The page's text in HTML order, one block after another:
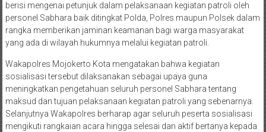
berisi mengenai petunjuk dalam pelaksanaan kegiatan patroli oleh
personel Sabhara baik ditingkat Polda, Polres maupun Polsek dalam
rangka memberikan jaminan keamanan bagi warga masyarakat
yang ada di wilayah hukumnya melalui kegiatan patroli.
Wakapolres Mojokerto Kota mengatakan bahwa kegiatan
sosialisasi tersebut dilaksanakan sebagai upaya guna
meningkatkan pengetahuan seluruh personel Sabhara tentang
maksud dan tujuan pelaksanaan kegiatan patroli yang sebenarnya.
Selanjutnya Wakapolres berharap agar seluruh peserta sosialisasi
mengikuti rangkaian acara hingga selesai dan aktif bertanya kepada